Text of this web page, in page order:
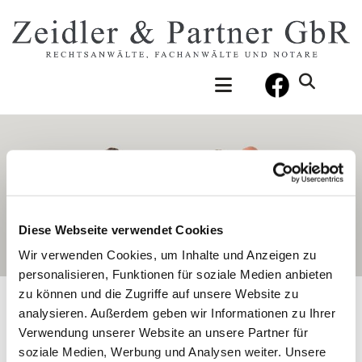
Diese Webseite verwendet Cookies
Wir verwenden Cookies, um Inhalte und Anzeigen zu
personalisieren, Funktionen für soziale Medien anbieten
zu können und die Zugriffe auf unsere Website zu
analysieren. Außerdem geben wir Informationen zu Ihrer
Verwendung unserer Website an unsere Partner für
soziale Medien, Werbung und Analysen weiter. Unsere
UNSERE RECHTSANWÄLTE